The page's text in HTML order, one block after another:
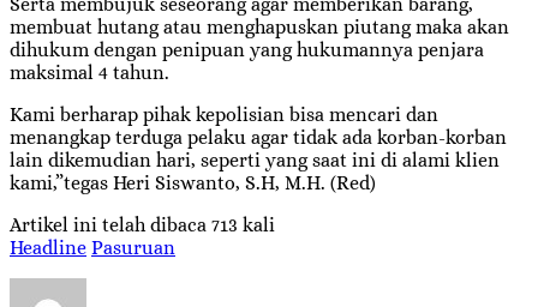
membuat hutang atau menghapuskan piutang maka akan
dihukum dengan penipuan yang hukumannya penjara
maksimal 4 tahun.
Kami berharap pihak kepolisian bisa mencari dan
menangkap terduga pelaku agar tidak ada korban-korban
lain dikemudian hari, seperti yang saat ini di alami klien
kami,”tegas Heri Siswanto, S.H, M.H. (Red)
Artikel ini telah dibaca 713 kali
Headline Pasuruan